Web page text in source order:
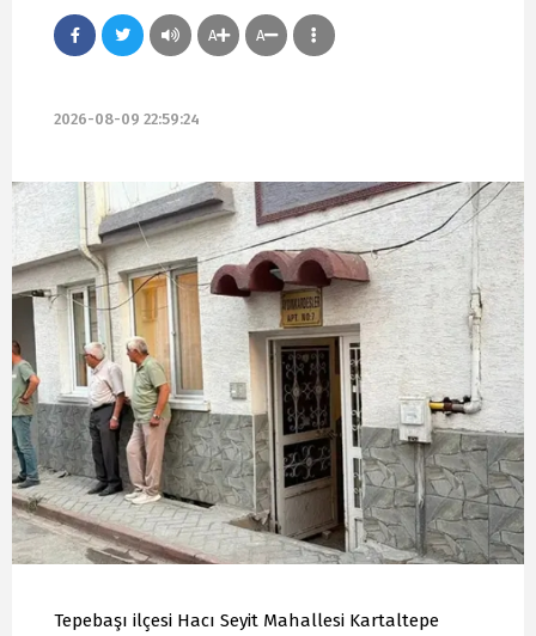
A A
2026-08-09 22:59:24
Tepebaşı ilçesi Hacı Seyit Mahallesi Kartaltepe